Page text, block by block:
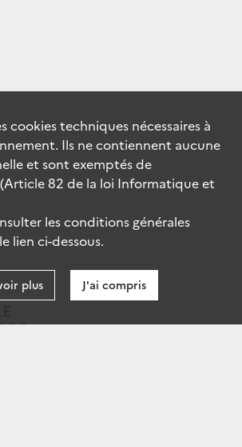
cookiestechniques nécessaires à
Ils ne contiennent aucune
et sont exemptés de
82 de la loi Informatique et
les conditions générales
lien ci-dessous.
plus J'ai compris